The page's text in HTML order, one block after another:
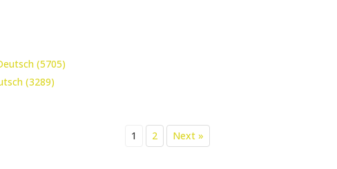
(5705)
(3289)
1 2 Next »